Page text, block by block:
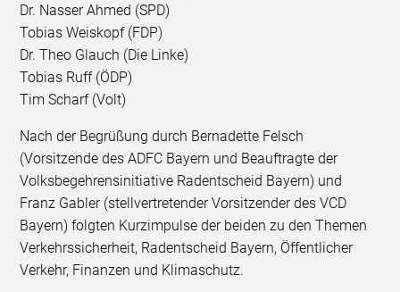
Dr. Nasser Ahmed (SPD)
Tobias Weiskopf (FDP)
Dr. Theo Glauch (Die Linke)
Tobias Ruff (ÖDP)
Tim Scharf (Volt)
Nach der Begrüßung durch Bernadette Felsch
(Vorsitzende des ADFC Bayern und Beauftragte der
Volksbegehrensinitiative Radentscheid Bayern) und
Franz Gabler (stellvertretender Vorsitzender des VCD
Bayern) folgten Kurzimpulse der beiden zu den Themen
Verkehrssicherheit, Radentscheid Bayern, Öffentlicher
Verkehr, Finanzen und Klimaschutz.